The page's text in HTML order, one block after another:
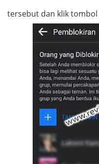
tersebut dan klik tombol